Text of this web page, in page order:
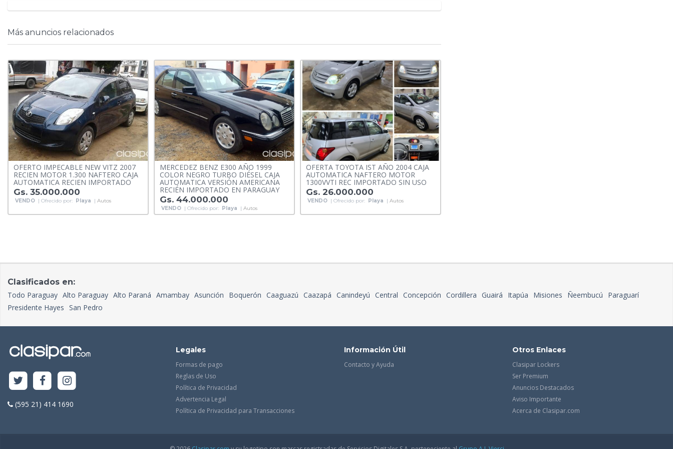
Más anuncios relacionados
OFERTO IMPECABLE NEW VITZ 2007
RECIEN MOTOR 1.300 NAFTERO CAJA
AUTOMATICA RECIEN IMPORTADO
Gs. 35.000.000
VENDO | Ofrecido por: Playa | Autos
MERCEDEZ BENZ E300 AÑO 1999
COLOR NEGRO TURBO DIÉSEL CAJA
AUTOMATICA VERSIÓN AMERICANA
RECIÉN IMPORTADO EN PARAGUAY
Gs. 44.000.000
VENDO | Ofrecido por: Playa | Autos
OFERTA TOYOTA IST AÑO 2004 CAJA
AUTOMATICA NAFTERO MOTOR
1300VVTI REC IMPORTADO SIN USO
Gs. 26.000.000
VENDO | Ofrecido por: Playa | Autos
Clasificados en:
Todo Paraguay Alto Paraguay Alto Paraná Amambay Asunción Boquerón Caaguazú Caazapá Canindeyú Central Concepción Cordillera Guairá Itapúa Misiones Ñeembucú
Paraguarí
Presidente Hayes San Pedro
(595 21) 414 1690
Legales
Formas de pago
Reglas de Uso
Política de Privacidad
Advertencia Legal
Política de Privacidad para Transacciones
Información Útil
Contacto y Ayuda
Otros Enlaces
Clasipar Lockers
Ser Premium
Anuncios Destacados
Aviso Importante
Acerca de Clasipar.com